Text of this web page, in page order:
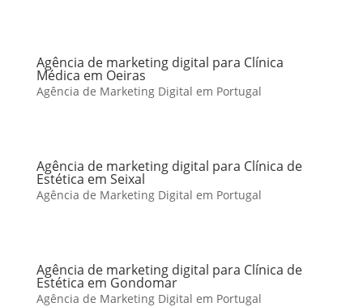
Agência de marketing digital para Clínica
Médica em Oeiras
Agência de Marketing Digital em Portugal
Agência de marketing digital para Clínica de
Estética em Seixal
Agência de Marketing Digital em Portugal
Agência de marketing digital para Clínica de
Estética em Gondomar
Agência de Marketing Digital em Portugal